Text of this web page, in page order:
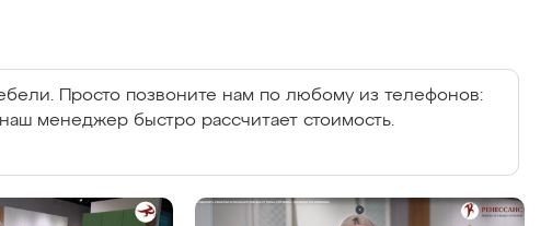
Просто позвоните нам по любому из телефонов:
менеджер быстро рассчитает стоимость.